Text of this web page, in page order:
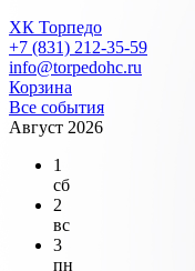
ХК Торпедо
+7 (831) 212-35-59
info@torpedohc.ru
Корзина
Все события
Август 2026
1
сб
2
вс
3
пн